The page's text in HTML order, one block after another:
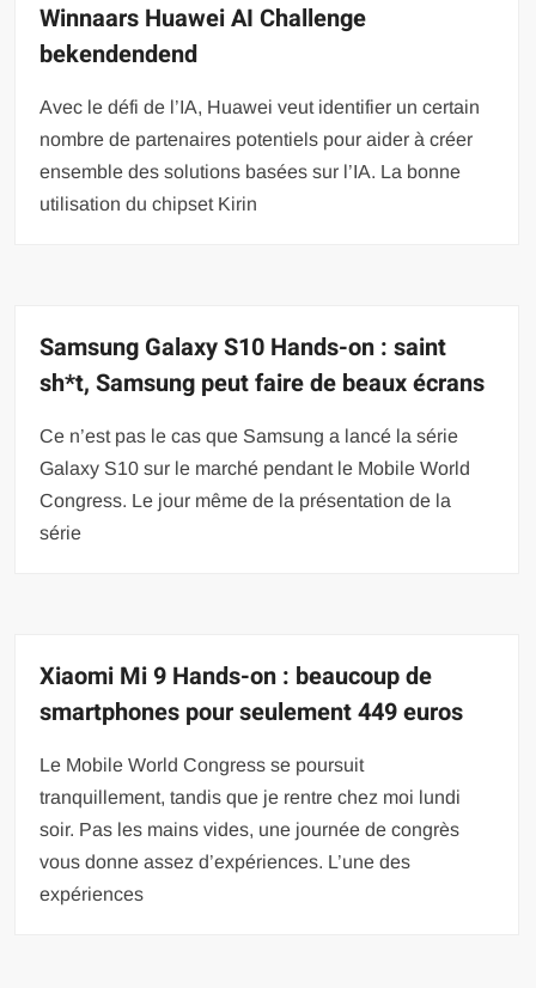
Winnaars Huawei AI Challenge
bekendendend
Avec le défi de l’IA, Huawei veut identifier un certain
nombre de partenaires potentiels pour aider à créer
ensemble des solutions basées sur l’IA. La bonne
utilisation du chipset Kirin
Samsung Galaxy S10 Hands-on : saint
sh*t, Samsung peut faire de beaux écrans
Ce n’est pas le cas que Samsung a lancé la série
Galaxy S10 sur le marché pendant le Mobile World
Congress. Le jour même de la présentation de la
série
Xiaomi Mi 9 Hands-on : beaucoup de
smartphones pour seulement 449 euros
Le Mobile World Congress se poursuit
tranquillement, tandis que je rentre chez moi lundi
soir. Pas les mains vides, une journée de congrès
vous donne assez d’expériences. L’une des
expériences